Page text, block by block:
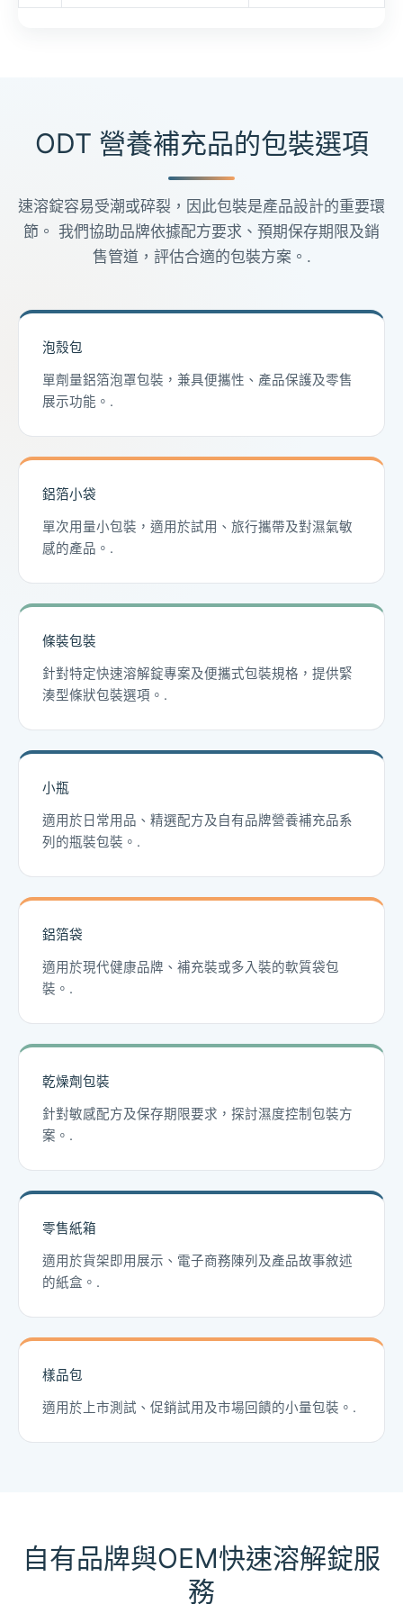
ODT 營養補充品的包裝選項
速溶錠容易受潮或碎裂，因此包裝是產品設計的重要環
節。 我們協助品牌依據配方要求、預期保存期限及銷
售管道，評估合適的包裝方案。.
泡殼包
單劑量鋁箔泡罩包裝，兼具便攜性、產品保護及零售
展示功能。.
鋁箔小袋
單次用量小包裝，適用於試用、旅行攜帶及對濕氣敏
感的產品。.
條裝包裝
針對特定快速溶解錠專案及便攜式包裝規格，提供緊
湊型條狀包裝選項。.
小瓶
適用於日常用品、精選配方及自有品牌營養補充品系
列的瓶裝包裝。.
鋁箔袋
適用於現代健康品牌、補充裝或多入裝的軟質袋包
裝。.
乾燥劑包裝
針對敏感配方及保存期限要求，探討濕度控制包裝方
案。.
零售紙箱
適用於貨架即用展示、電子商務陳列及產品故事敘述
的紙盒。.
樣品包
適用於上市測試、促銷試用及市場回饋的小量包裝。.
自有品牌與OEM快速溶解錠服
務